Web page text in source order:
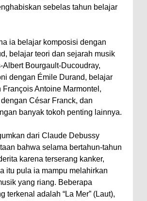
sebelas tahun belajar
ia belajar komposisi dengan
belajar teori dan sejarah musik
Albert Bourgault-Ducoudray,
dengan Émile Durand, belajar
François Antoine Marmontel,
César Franck, dan
banyak tokoh penting lainnya.
dari Claude Debussy
bahwa selama bertahun-tahun
karena terserang kanker,
itu pula ia mampu melahirkan
yang riang. Beberapa
terkenal adalah “La Mer” (Laut),